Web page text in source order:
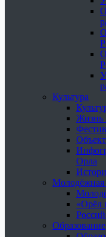
Культура
Жизнь
Орла
Молодёжная
«Орёл
Образование